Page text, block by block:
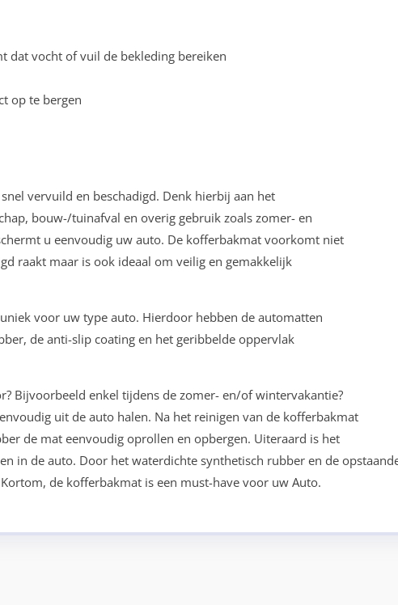
dat vocht of vuil de bekleding bereiken
op te bergen
vervuild en beschadigd. Denk hierbij aan het
bouw-/tuinafval en overig gebruik zoals zomer- en
u eenvoudig uw auto. De kofferbakmat voorkomt niet
raakt maar is ook ideaal om veilig en gemakkelijk
voor uw type auto. Hierdoor hebben de automatten
de anti-slip coating en het geribbelde oppervlak
Bijvoorbeeld enkel tijdens de zomer- en/of wintervakantie?
uit de auto halen. Na het reinigen van de kofferbakmat
de mat eenvoudig oprollen en opbergen. Uiteraard is het
in de auto. Door het waterdichte synthetisch rubber en de
de kofferbakmat is een must-have voor uw Auto.